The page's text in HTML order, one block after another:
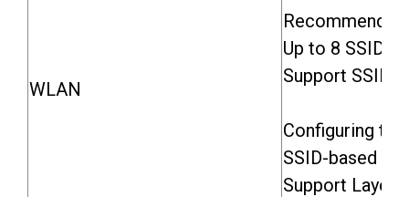
WLAN
Up to 8 SSIDs
Support SSID
Configuring
SSID-based
Support Layer